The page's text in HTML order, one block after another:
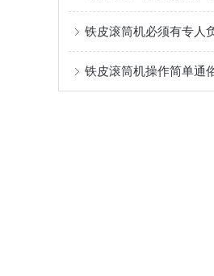
铁皮滚筒机必须有专人
铁皮滚筒机操作简单通